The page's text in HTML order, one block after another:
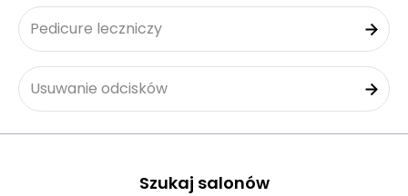
Pedicure leczniczy
Usuwanie odcisków
Szukaj salonów